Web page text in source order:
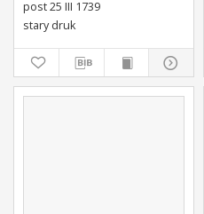
post 25 III 1739
stary druk